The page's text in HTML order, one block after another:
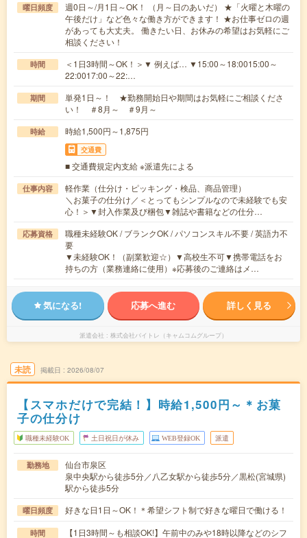
曜日頻度
週0日～/月1日～OK！ （月～日のあいだ） ★「火曜と木曜の
午後だけ」など色々な働き方ができます！ ★お仕事ゼロの週
があっても大丈夫。 働きたい日、お休みの希望はお気軽にご
相談ください！
時間
＜1日3時間～OK！＞▼ 例えば… ▼15:00～18:0015:00～
22:0017:00～22:…
期間
単発1日～！ ★勤務開始日や期間はお気軽にご相談くださ
い！ ＃8月～ ＃9月～
時給 時給1,500円～1,875円
交通費
■ 交通費規定内支給 ※派遣先による
仕事内容
軽作業（仕分け・ピッキング・検品、商品管理）
＼お菓子の仕分け／＜とってもシンプルなので未経験でも安
心！＞▼封入作業及び梱包▼雑誌や書籍などの仕分…
応募資格
職種未経験OK / ブランクOK / パソコンスキル不要 / 英語力不
要
▼未経験OK！（副業歓迎☆）▼高校生不可▼携帯電話をお
持ちの方（業務連絡に使用）※応募後のご連絡はメ…
気になる! 応募へ進む 詳しく見る
派遣会社 株式会社バイトレ（キャムコムグループ）
未読 掲載日 2026/08/07
【スマホだけで完結！】時給1,500円～＊お菓
子の仕分け
職種未経験OK 土日祝日が休み WEB登録OK 派遣
勤務地
仙台市泉区
泉中央駅から徒歩5分／八乙女駅から徒歩5分／黒松(宮城県)
駅から徒歩5分
曜日頻度 好きな日1日～OK！＊希望シフト制で好きな曜日で働ける！
時間 【1日3時間～も相談OK!】午前中のみや18時以降などのシフ